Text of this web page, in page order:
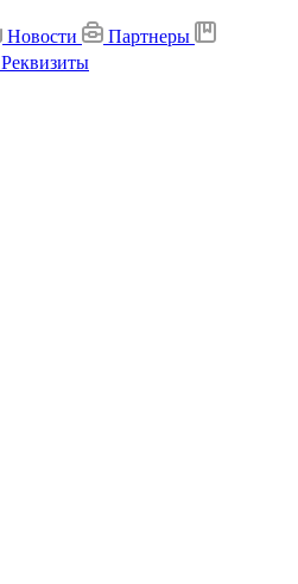
Новости
Партнеры
Реквизиты